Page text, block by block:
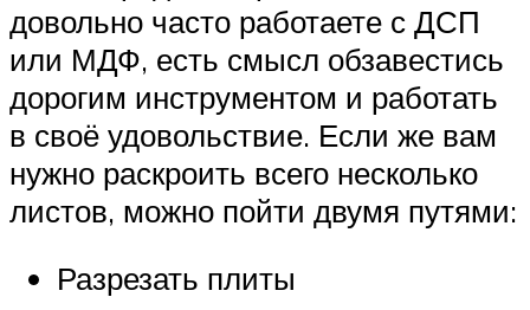
довольно часто работаете с ДСП
или МДФ, есть смысл обзавестись
дорогим инструментом и работать
в своё удовольствие. Если же вам
нужно раскроить всего несколько
листов, можно пойти двумя путями:
Разрезать плиты